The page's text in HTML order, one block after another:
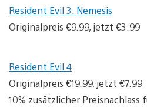
Resident Evil 3: Nemesis
Originalpreis €9.99, jetzt €3.99
Resident Evil 4
Originalpreis €19.99, jetzt €7.99
10% zusätzlicher Preisnachlass